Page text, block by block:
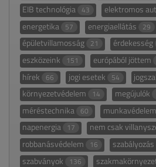
EIB technológia 43 elektromos
energetika 57 energiaellátás 29
épületvillamosság 21 érdekesség
eszközeink 151 európából jöttem
hírek 66 jogi esetek 54
környezetvédelem 14 megújulók
méréstechnika 60 munkavédelem
napenergia 17 nem csak
robbanásvédelem 16 szabályozás
szabványok 136